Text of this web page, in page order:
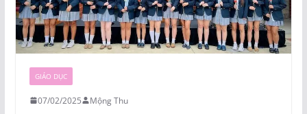
GIÁO DỤC
07/02/2025 Mộng Thu